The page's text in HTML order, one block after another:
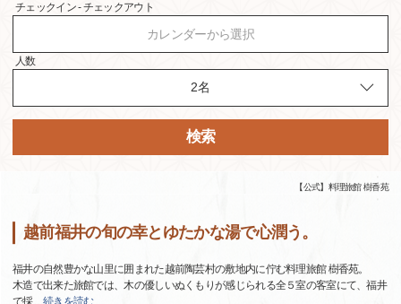
チェックイン - チェックアウト
カレンダーから選択
人数
検索
【公式】料理旅館 樹香苑
越前福井の旬の幸とゆたかな湯で心潤う。
福井の自然豊かな山里に囲まれた越前陶芸村の敷地内に佇む料理旅館 樹香苑。
木造で出来た旅館では、木の優しいぬくもりが感じられる全５室の客室にて、福井
で採…続きを読む